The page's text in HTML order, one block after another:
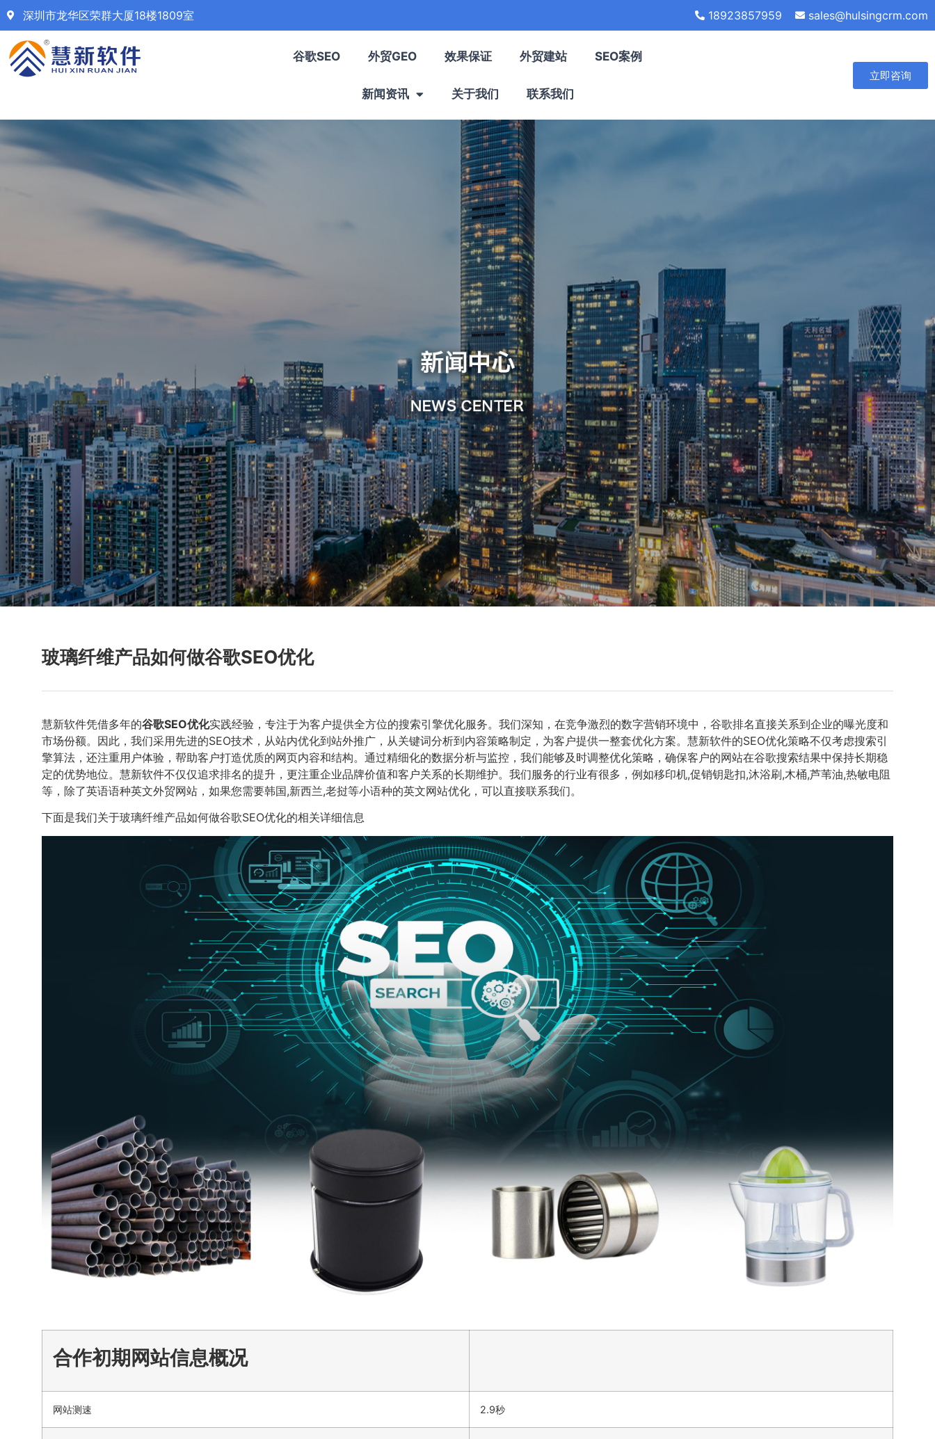
深圳市龙华区荣群大厦18楼1809室 18923857959 sales@hulsingcrm.com
谷歌SEO 外贸GEO 效果保证 外贸建站 SEO案例
新闻资讯 关于我们 联系我们
立即咨询
玻璃纤维产品如何做谷歌SEO优化
慧新软件凭借多年的谷歌SEO优化实践经验，专注于为客户提供全方位的搜索引擎优化服务。我们深知，在竞争激烈的数字营销环境中，谷歌排名直接关系到企业的曝光度和
市场份额。因此，我们采用先进的SEO技术，从站内优化到站外推广，从关键词分析到内容策略制定，为客户提供一整套优化方案。慧新软件的SEO优化策略不仅考虑搜索引
擎算法，还注重用户体验，帮助客户打造优质的网页内容和结构。通过精细化的数据分析与监控，我们能够及时调整优化策略，确保客户的网站在谷歌搜索结果中保持长期稳
定的优势地位。慧新软件不仅仅追求排名的提升，更注重企业品牌价值和客户关系的长期维护。我们服务的行业有很多，例如移印机,促销钥匙扣,沐浴刷,木桶,芦苇油,热敏电阻
等，除了英语语种英文外贸网站，如果您需要韩国,新西兰,老挝等小语种的英文网站优化，可以直接联系我们。
下面是我们关于玻璃纤维产品如何做谷歌SEO优化的相关详细信息
合作初期网站信息概况
网站测速 2.9秒